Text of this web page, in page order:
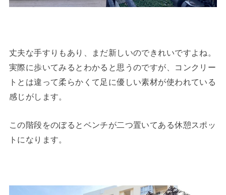
丈夫な手すりもあり、まだ新しいのできれいですよね。
実際に歩いてみるとわかると思うのですが、コンクリー
トとは違って柔らかくて足に優しい素材が使われている
感じがします。
この階段をのぼるとベンチが二つ置いてある休憩スポッ
トになります。